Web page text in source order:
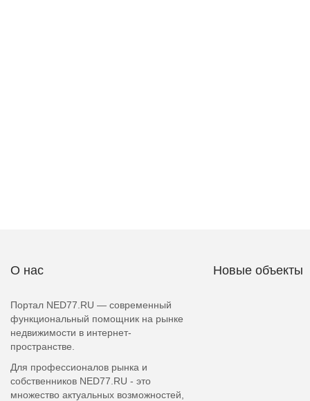
О нас
Портал NED77.RU — современный
функциональный помощник на рынке
недвижимости в интернет-
пространстве.
Для профессионалов рынка и
собственников NED77.RU - это
множество актуальных возможностей,
Новые объекты